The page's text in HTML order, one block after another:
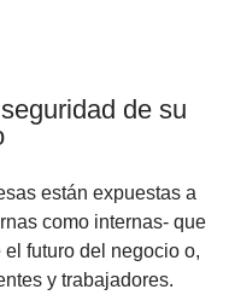
seguridad de su
están expuestas a
como internas- que
futuro del negocio o,
y trabajadores.